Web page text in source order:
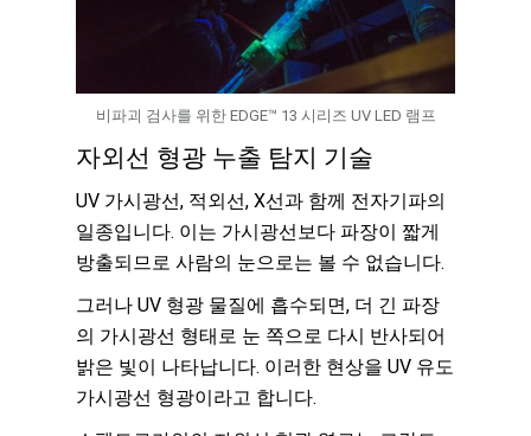
비파괴 검사를 위한 EDGE™ 13 시리즈 UV LED 램프
자외선 형광 누출 탐지 기술
UV 가시광선, 적외선, X선과 함께 전자기파의
일종입니다. 이는 가시광선보다 파장이 짧게
방출되므로 사람의 눈으로는 볼 수 없습니다.
그러나 UV 형광 물질에 흡수되면, 더 긴 파장
의 가시광선 형태로 눈 쪽으로 다시 반사되어
밝은 빛이 나타납니다. 이러한 현상을 UV 유도
가시광선 형광이라고 합니다.